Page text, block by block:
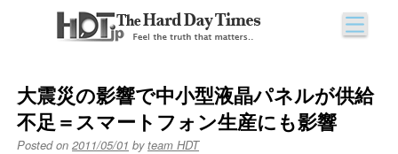
content
大震災の影響で中小型液晶パネルが供給
不足＝スマートフォン生産にも影響
Posted on 2011/05/01 by team HDT